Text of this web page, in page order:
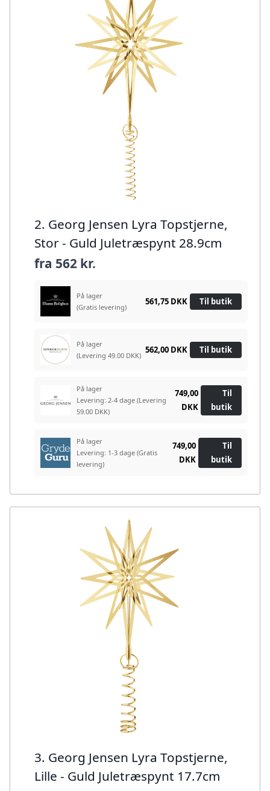
2. Georg Jensen Lyra Topstjerne,
Stor - Guld Juletræspynt 28.9cm
fra 562 kr.
På lager
(Gratis levering)
561,75 DKK Til butik
På lager
(Levering 49.00 DKK)
562,00 DKK Til butik
På lager
Levering: 2-4 dage (Levering
59.00 DKK)
749,00
DKK
Til
butik
På lager
Levering: 1-3 dage (Gratis
levering)
749,00
DKK
Til
butik
3. Georg Jensen Lyra Topstjerne,
Lille - Guld Juletræspynt 17.7cm